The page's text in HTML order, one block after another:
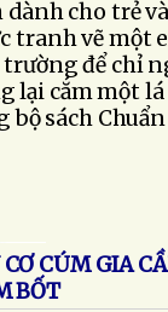
cho trẻ
tranh vẽ một
để chỉ
cắm một lá
sách
CÚM GIA
BỐT